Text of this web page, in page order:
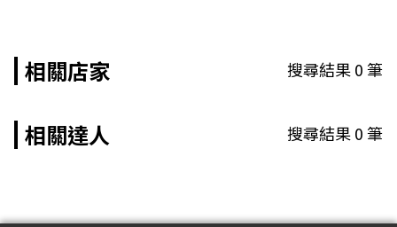
相關店家 搜尋結果0筆
相關達人 搜尋結果0筆